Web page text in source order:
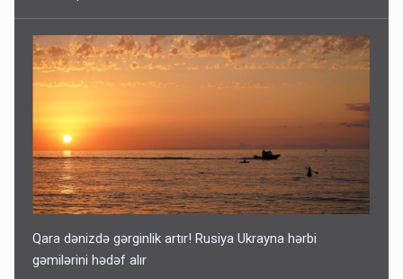
Qara dənizdə gərginlik artır! Rusiya Ukrayna hərbi
gəmilərini hədəf alır